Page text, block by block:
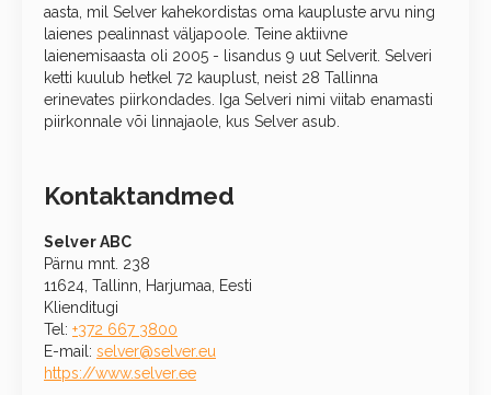
aasta, mil Selver kahekordistas oma kaupluste arvu ning
laienes pealinnast väljapoole. Teine aktiivne
laienemisaasta oli 2005 - lisandus 9 uut Selverit. Selveri
ketti kuulub hetkel 72 kauplust, neist 28 Tallinna
erinevates piirkondades. Iga Selveri nimi viitab enamasti
piirkonnale või linnajaole, kus Selver asub.
Kontaktandmed
Selver ABC
Pärnu mnt. 238
11624, Tallinn, Harjumaa, Eesti
Klienditugi
Tel: +372 667 3800
E-mail: selver@selver.eu
https://www.selver.ee